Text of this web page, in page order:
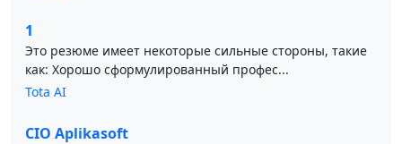
1
Это резюме имеет некоторые сильные стороны, такие
как: Хорошо сформулированный профес...
Tota AI
CIO Aplikasoft